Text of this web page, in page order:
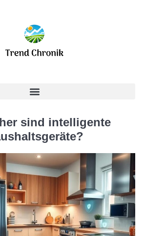
sind intelligente